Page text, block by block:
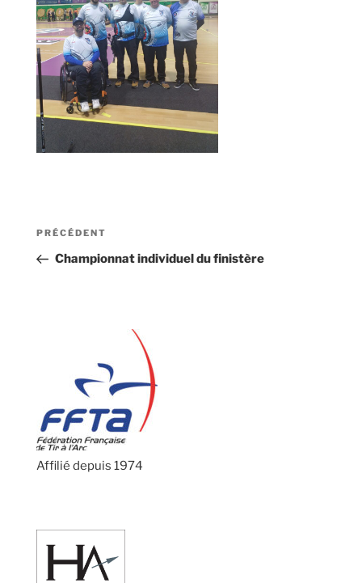
Navigation
l’article
Article
précédent
PRÉCÉDENT
Championnat individuel du finistère
Affilié depuis 1974